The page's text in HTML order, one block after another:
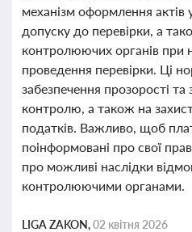
механізм оформлення актів
допуску до перевірки, а
контролюючих органів при
проведення перевірки. Ці
забезпечення прозорості та
контролю, а також на
податків. Важливо, щоб
поінформовані про свої
про можливі наслідки
контролюючими органами.
LIGA ZAKON,02 квітня 2026